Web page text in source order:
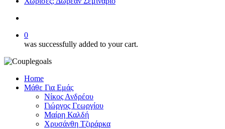
0
was successfully added to your cart.
Home
Μάθε Για Εμάς
Νίκος Ανδρέου
Γιώργος Γεωργίου
Μαίρη Καλδή
Χρυσάνθη Τζιράρκα